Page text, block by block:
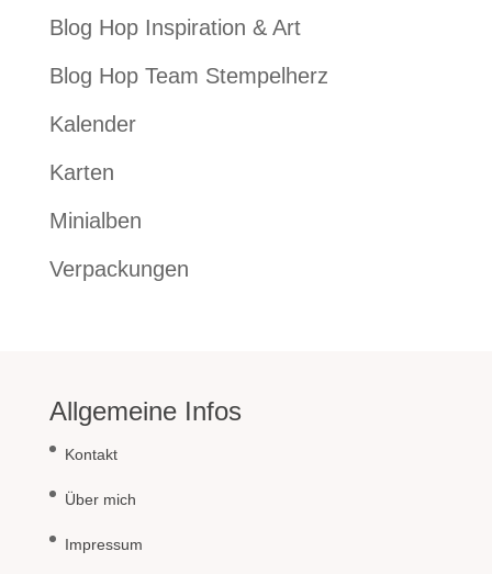
Blog Hop Inspiration & Art
Blog Hop Team Stempelherz
Kalender
Karten
Minialben
Verpackungen
Allgemeine Infos
Kontakt
Über mich
Impressum